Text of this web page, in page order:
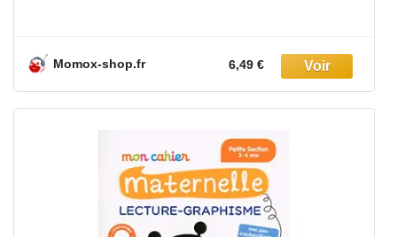
Momox-shop.fr 6,49 €